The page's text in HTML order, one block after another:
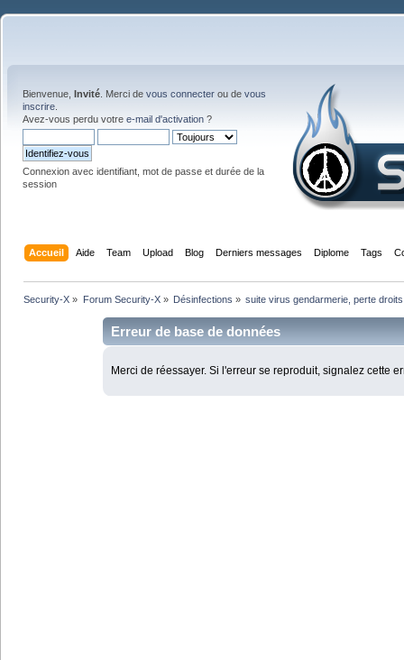
Bienvenue, Invité . Merci de vous connecter ou de vous
inscrire
Avez-vous perdu votre e-mail d'activation ?
Connexion avec identifiant, mot de passe et durée de la
session
Accueil Aide Team Upload Blog Derniers messages Diplome Tags
Security-X » Forum Security-X» Désinfections » suite virus gendarmerie, perte
Erreur de base de données
Merci de réessayer. Si l'erreur se reproduit, signalez cette